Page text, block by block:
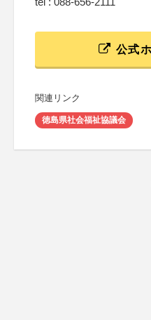
公式
関連リンク
徳島県社会福祉協議会